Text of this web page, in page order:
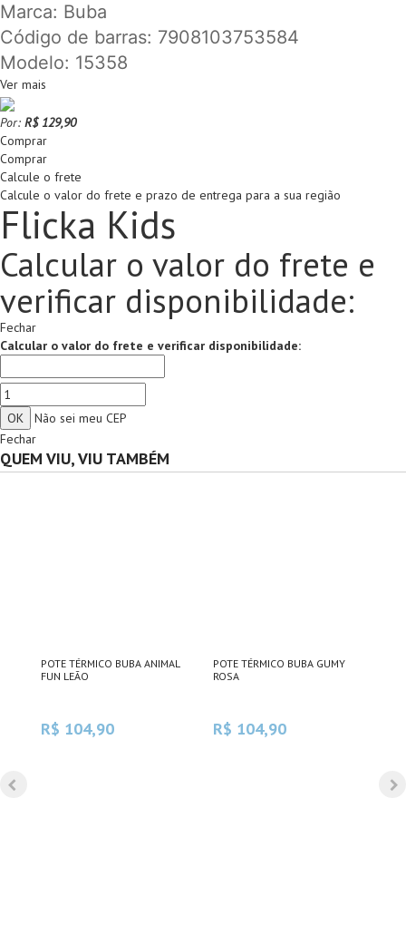
Marca: Buba
Código de barras: 7908103753584
Modelo: 15358
Ver mais
Por: R$ 129,90
Comprar
Comprar
Calcule o frete
Calcule o valor do frete e prazo de entrega para a sua região
Flicka Kids
Calcular o valor do frete e
verificar disponibilidade:
Fechar
Calcular o valor do frete e verificar disponibilidade:
Não sei meu CEP
Fechar
QUEM VIU, VIU TAMBÉM
POTE TÉRMICO BUBA ANIMAL
FUN LEÃO
R$ 104,90
POTE TÉRMICO BUBA GUMY
ROSA
R$ 104,90